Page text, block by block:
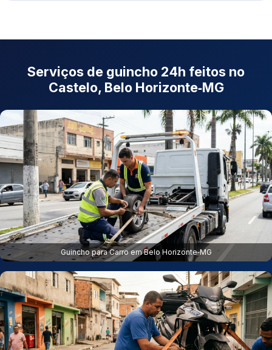
Serviços de guincho 24h feitos no
Castelo, Belo Horizonte‑MG
Guincho para Carro em Belo Horizonte‑MG